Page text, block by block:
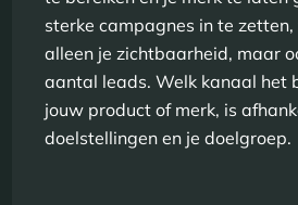
sterke campagnes in te
alleen je zichtbaarheid, maar
aantal leads. Welk kanaal het
jouw product of merk, is
doelstellingen en je doelgroep.